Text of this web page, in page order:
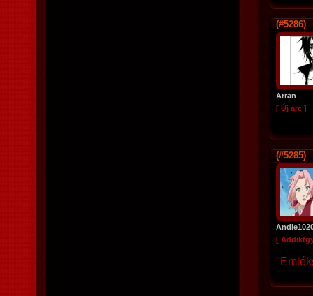
(#5286)
Arran
[ Új arc ]
(#5285)
[